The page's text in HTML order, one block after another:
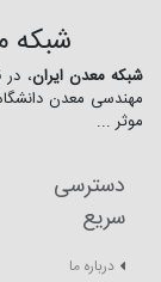
شبکه
شبکه معدن ایران،
مهندسی معدن
موثر ...
دسترسی
سریع
درباره ما